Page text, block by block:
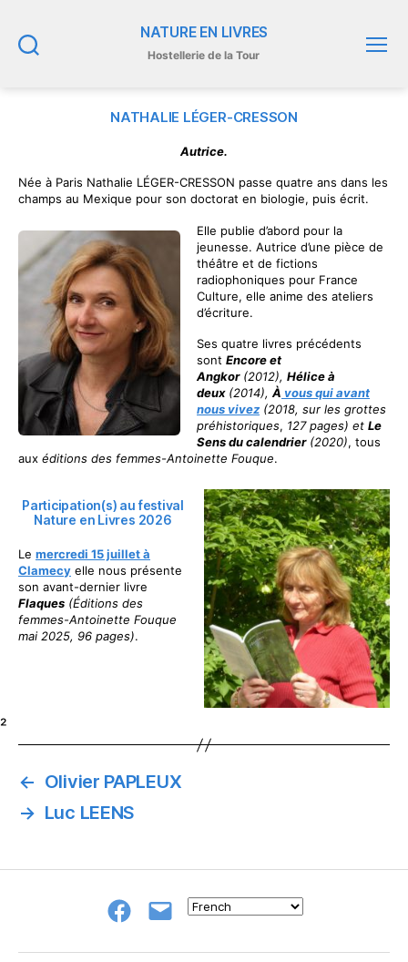
NATURE EN LIVRES
Hostellerie de la Tour
NATHALIE LÉGER-CRESSON
Autrice.
Née à Paris Nathalie LÉGER-CRESSON passe quatre ans dans les
champs au Mexique pour son doctorat en biologie, puis écrit.
Elle publie d’abord pour la
jeunesse. Autrice d’une pièce de
théâtre et de fictions
radiophoniques pour France
Culture, elle anime des ateliers
d’écriture.
Ses quatre livres précédents
sont Encore et
Angkor(2012), Hélice à
deux(2014), À vous qui avant
nous vivez (2018, sur les grottes
préhistoriques, 127 pages) et Le
Sens du calendrier(2020), tous
aux éditions des femmes-Antoinette Fouque.
Participation(s) au festival
Nature en Livres 2026
Le mercredi 15 juillet à
Clamecy elle nous présente
son avant-dernier livre
Flaques (Éditions des
femmes-Antoinette Fouque
mai 2025, 96 pages).
²
← Olivier PAPLEUX
→ Luc LEENS
Groupe
NeL
E-
à